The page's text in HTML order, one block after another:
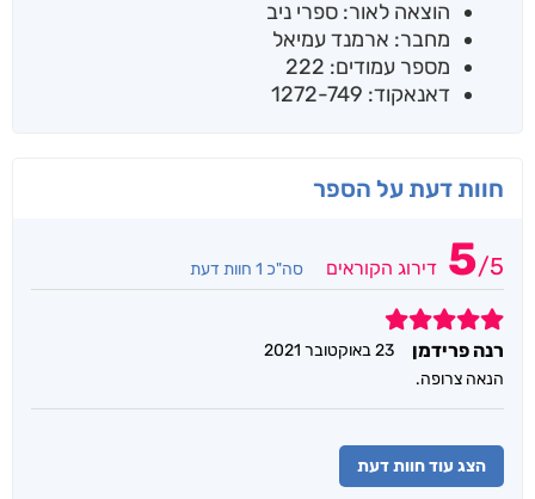
הוצאה לאור: ספרי ניב
מחבר: ארמנד עמיאל
מספר עמודים: 222
דאנאקוד: 1272-749
חוות דעת על הספר
5/5 דירוג הקוראים סה"כ 1 חוות דעת
5
רנה פרידמן
23 באוקטובר 2021
הנאה צרופה.
הצג עוד חוות דעת